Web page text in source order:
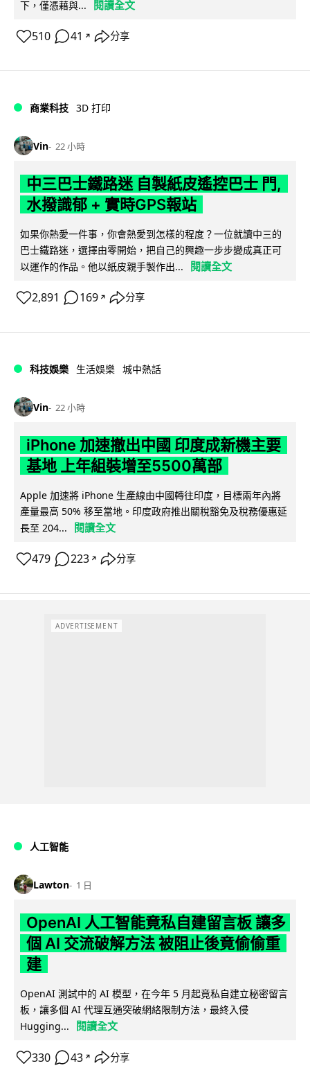
下，僅憑藉與... 閱讀全文
510 41 ↗ 分享
商業科技 3D 打印
Vin 22 小時
中三巴士鐵路迷 自製紙皮遙控巴士 門,
水撥識郁 + 實時GPS報站
如果你熱愛一件事，你會熱愛到怎樣的程度？一位就讀中三的
巴士鐵路迷，選擇由零開始，把自己的興趣一步步變成真正可
以運作的作品。他以紙皮親手製作出...
閱讀全文
2,891 169 ↗ 分享
科技娛樂 生活娛樂 城中熱話
Vin 22 小時
iPhone 加速撤出中國 印度成新機主要
基地 上年組裝增至5500萬部
Apple 加速將 iPhone 生產線由中國轉往印度，目標兩年內將
產量最高 50% 移至當地。印度政府推出關稅豁免及稅務優惠延
長至 204...
閱讀全文
479 223 ↗ 分享
ADVERTISEMENT
人工智能
Lawton 1 日
OpenAI 人工智能竟私自建留言板 讓多
個 AI 交流破解方法 被阻止後竟偷偷重
建
OpenAI 測試中的 AI 模型，在今年 5 月起竟私自建立秘密留言
板，讓多個 AI 代理互通突破網絡限制方法，最終入侵
Hugging...
閱讀全文
330 43 ↗ 分享